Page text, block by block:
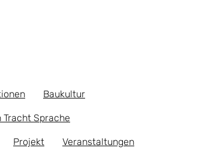
Baukultur
Tracht Sprache
Projekt Veranstaltungen